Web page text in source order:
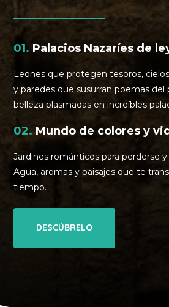
01. Palacios Nazaríes de
Leones que protegen tesoros,
y paredes que susurran poemas del
belleza plasmadas en increíbles
02. Mundo de colores y
Jardines románticos para perderse
Agua, aromas y paisajes que te
tiempo.
DESCÚBRELO